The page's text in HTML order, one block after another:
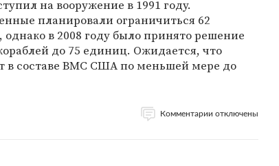
на вооружение в 1991 году.
планировали ограничиться 62
в 2008 году было принято решение
до 75 единиц. Ожидается, что
в составе ВМС США по меньшей мере до
Комментарии отключены